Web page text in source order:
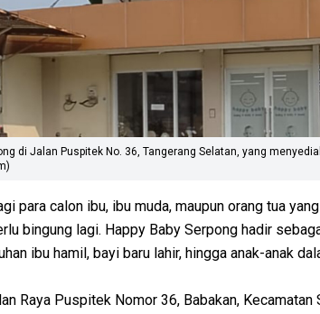
di Jalan Puspitek No. 36, Tangerang Selatan, yang
para calon ibu, ibu muda, maupun orang tua
bingung lagi. Happy Baby Serpong hadir
ibu hamil, bayi baru lahir, hingga anak-anak
Raya Puspitek Nomor 36, Babakan,